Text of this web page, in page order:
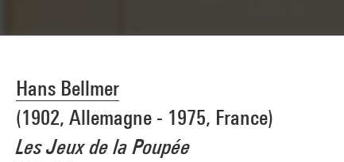
Hans Bellmer
(1902, Allemagne - 1975, France)
Les Jeux de la Poupée